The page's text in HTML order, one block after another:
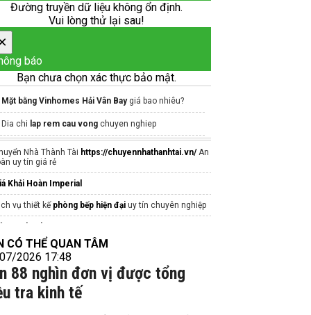
Đường truyền dữ liệu không ổn định.
Vui lòng thử lại sau!
báo
Bạn chưa chọn xác thực bảo mật.
Mặt bằng Vinhomes Hải Vân Baygiá bao nhiêu?
Dia chi lap rem cau vong chuyen nghiep
căn hộ mik cần giờ
Website bcons-centralpark.net.vn
Nhà Thành Tài https://chuyennhathanhtai.vn/An
uy tín giá rẻ
Khải Hoàn Imperial
vụ thiết kế phòng bếp hiện đại uy tín chuyên nghiệp
bán Shophouse Vinhomes Saigon Park
đô thị vinhomes Saigon ParkHóc Môn
galaxy
CÓ THỂ QUAN TÂM
2026 17:48
88 nghìn đơn vị được tổng
tra kinh tế